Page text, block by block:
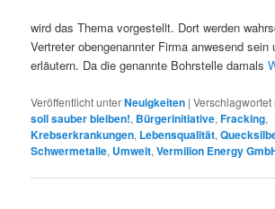
wird das Thema vorgestellt. Dort werden
Vertreter obengenannter Firma anwesend sein
erläutern. Da die genannte Bohrstelle damals
Veröffentlicht unterNeuigkeiten |Verschlagwortet
soll sauber bleiben!, Bürgerinitiative,Fracking,
Krebserkrankungen, Lebensqualität,
Schwermetalle, Umwelt,Vermilion Energy